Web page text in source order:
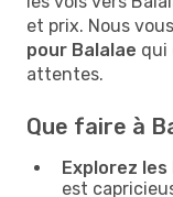
et prix. Nous
pour Balalae qui
attentes.
Que faire à
Explorez
est